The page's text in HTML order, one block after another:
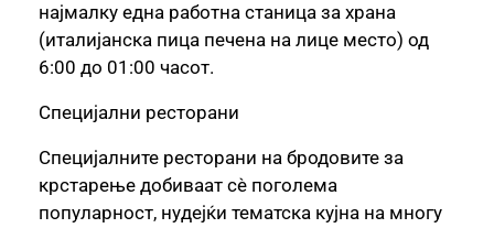
најмалку една работна станица за храна
(италијанска пица печена на лице место) од
6:00 до 01:00 часот.
Специјални ресторани
Специјалните ресторани на бродовите за
крстарење добиваат сè поголема
популарност, нудејќи тематска кујна на многу